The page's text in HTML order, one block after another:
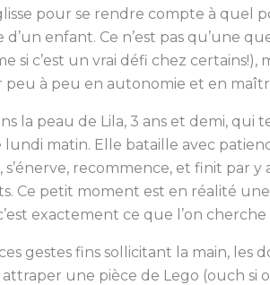
pour se rendre compte à quel
enfant. Ce n’est pas qu’une
si c’est un vrai défi chez
à peu en autonomie et en
la peau de Lila, 3 ans et demi, qui
matin. Elle bataille avec
s’énerve, recommence, et finit par y
Ce petit moment est en réalité
exactement ce que l’on
gestes fins sollicitant la main, les
une pièce de Lego (ouch si